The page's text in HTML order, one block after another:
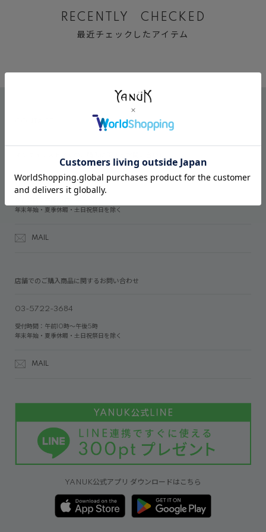
RECENTLY CHECKED
最近チェックしたアイテム
03-6809-2611
年末年始・夏季休暇・土日祝祭日を除く
MAIL
店舗でのご購入商品に関するお問い合わせ
03-5722-3684
受付時間：午前10時～午後5時
年末年始・夏季休暇・土日祝祭日を除く
MAIL
YANUK公式アプリ ダウンロードはこちら